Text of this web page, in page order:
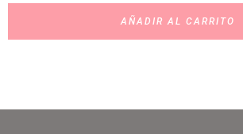
AÑADIR AL CARRITO